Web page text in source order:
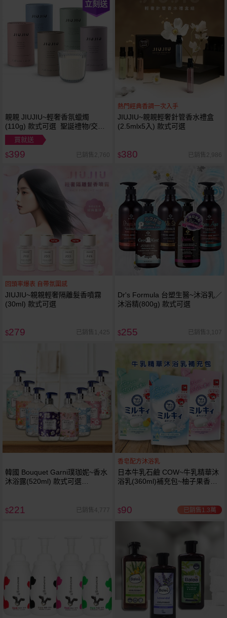
立刻送
親親 JIUJIU~輕奢香氛蠟燭
(110g) 款式可選 聖誕禮物/交換
禮物/跨年禮物
買就送
$399 已銷售2,760
熱門經典香調一次入手
JIUJIU~親親輕奢針管香水禮盒
(2.5mlx5入) 款式可選
$380 已銷售2,986
回頭率爆表 自帶氛圍感
JIUJIU~親親輕奢隔離髮香噴霧
(30ml) 款式可選
$279 已銷售1,425
Dr's Formula 台塑生醫~沐浴乳／
沐浴精(800g) 款式可選
$255 已銷售3,107
韓國 Bouquet Garni璞珈妮~香水
沐浴露(520ml) 款式可選
$221 已銷售4,777
香皂配方沐浴乳
日本牛乳石鹼 COW~牛乳精華沐
浴乳(360ml)補充包~柚子果香／
$90 已銷售1.3萬